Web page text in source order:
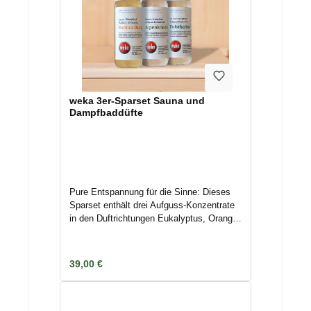
weka 3er-Sparset Sauna und
Dampfbaddüfte
Pure Entspannung für die Sinne: Dieses
Sparset enthält drei Aufguss-Konzentrate
in den Duftrichtungen Eukalyptus, Orange
auch für Dampfbäder geeignet und helfen
Ihnen dabei, noch besser abzuschalten
und zu entspannen. Die Duftnoten à 250
Regulärer Preis:
39,00 €